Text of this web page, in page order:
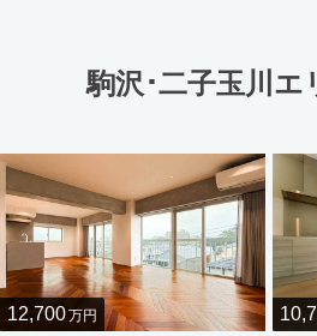
駒沢･二子玉川エ
12,700万円